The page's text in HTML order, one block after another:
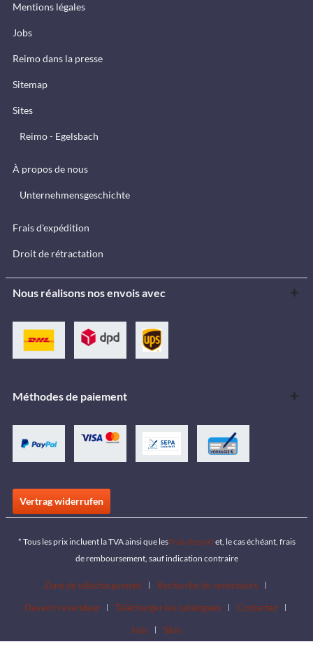
Mentions légales
Jobs
Reimo dans la presse
Sitemap
Sites
Reimo - Egelsbach
À propos de nous
Unternehmensgeschichte
Frais d'expédition
Droit de rétractation
Nous réalisons nos envois avec
Méthodes de paiement
Vertrag widerrufen
* Tous les prix incluent la TVA ainsi que lesfrais de portet, le cas échéant, frais
de remboursement, sauf indication contraire
Zone de téléchargement
Recherche de revendeurs
Devenir revendeur
Télécharger les catalogues
Contactez
Jobs
Sites